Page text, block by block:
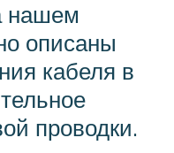
нашем
описаны
кабеля в
проводки.